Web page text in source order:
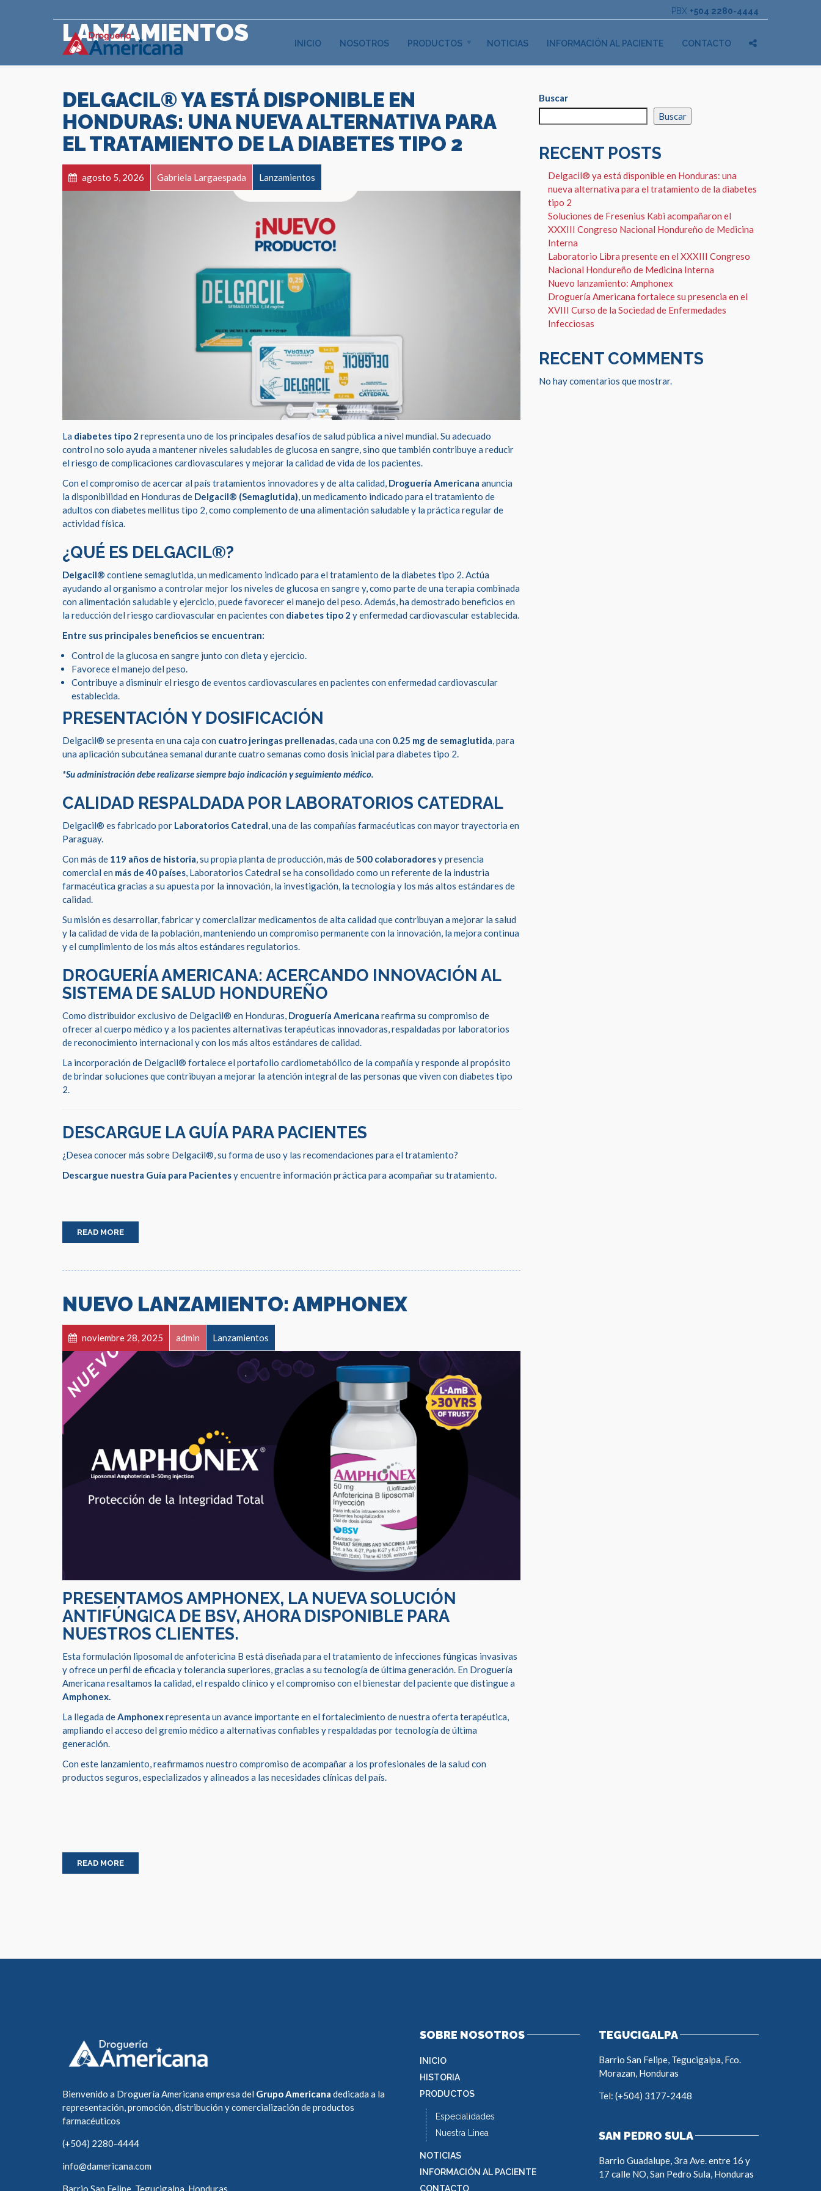
PBX +504 2280-4444
INICIO NOSOTROS PRODUCTOS NOTICIAS INFORMACIÓN AL PACIENTE CONTACTO
LANZAMIENTOS
DELGACIL® YA ESTÁ DISPONIBLE EN
HONDURAS: UNA NUEVA ALTERNATIVA PARA
EL TRATAMIENTO DE LA DIABETES TIPO 2
agosto 5, 2026 Gabriela Largaespada Lanzamientos
La diabetes tipo 2 representa uno de los principales desafíos de salud pública a nivel mundial. Su adecuado
control no solo ayuda a mantener niveles saludables de glucosa en sangre, sino que también contribuye a reducir
el riesgo de complicaciones cardiovasculares y mejorar la calidad de vida de los pacientes.
Con el compromiso de acercar al país tratamientos innovadores y de alta calidad, Droguería Americana anuncia
la disponibilidad en Honduras de Delgacil® (Semaglutida), un medicamento indicado para el tratamiento de
adultos con diabetes mellitus tipo 2, como complemento de una alimentación saludable y la práctica regular de
actividad física.
¿QUÉ ES DELGACIL®?
Delgacil® contiene semaglutida, un medicamento indicado para el tratamiento de la diabetes tipo 2. Actúa
ayudando al organismo a controlar mejor los niveles de glucosa en sangre y, como parte de una terapia combinada
con alimentación saludable y ejercicio, puede favorecer el manejo del peso. Además, ha demostrado beneficios en
la reducción del riesgo cardiovascular en pacientes con diabetes tipo 2 y enfermedad cardiovascular establecida.
Entre sus principales beneficios se encuentran:
Control de la glucosa en sangre junto con dieta y ejercicio.
Favorece el manejo del peso.
Contribuye a disminuir el riesgo de eventos cardiovasculares en pacientes con enfermedad cardiovascular
establecida.
PRESENTACIÓN Y DOSIFICACIÓN
Delgacil® se presenta en una caja con cuatro jeringas prellenadas, cada una con 0.25 mg de semaglutida, para
una aplicación subcutánea semanal durante cuatro semanas como dosis inicial para diabetes tipo 2.
*Su administración debe realizarse siempre bajo indicación y seguimiento médico.
CALIDAD RESPALDADA POR LABORATORIOS CATEDRAL
Delgacil® es fabricado por Laboratorios Catedral, una de las compañías farmacéuticas con mayor trayectoria en
Paraguay.
Con más de 119 años de historia, su propia planta de producción, más de500 colaboradoresy presencia
comercial en más de 40 países, Laboratorios Catedral se ha consolidado como un referente de la industria
farmacéutica gracias a su apuesta por la innovación, la investigación, la tecnología y los más altos estándares de
calidad.
Su misión es desarrollar, fabricar y comercializar medicamentos de alta calidad que contribuyan a mejorar la salud
y la calidad de vida de la población, manteniendo un compromiso permanente con la innovación, la mejora continua
y el cumplimiento de los más altos estándares regulatorios.
DROGUERÍA AMERICANA: ACERCANDO INNOVACIÓN AL
SISTEMA DE SALUD HONDUREÑO
Como distribuidor exclusivo de Delgacil® en Honduras, Droguería Americana reafirma su compromiso de
ofrecer al cuerpo médico y a los pacientes alternativas terapéuticas innovadoras, respaldadas por laboratorios
de reconocimiento internacional y con los más altos estándares de calidad.
La incorporación de Delgacil® fortalece el portafolio cardiometabólico de la compañía y responde al propósito
de brindar soluciones que contribuyan a mejorar la atención integral de las personas que viven con diabetes tipo
2.
DESCARGUE LA GUÍA PARA PACIENTES
¿Desea conocer más sobre Delgacil®, su forma de uso y las recomendaciones para el tratamiento?
Descargue nuestra Guía para Pacientesy encuentre información práctica para acompañar su tratamiento.
READ MORE
NUEVO LANZAMIENTO: AMPHONEX
noviembre 28, 2025 admin Lanzamientos
PRESENTAMOSAMPHONEX, LA NUEVA SOLUCIÓN
ANTIFÚNGICA DE BSV, AHORA DISPONIBLE PARA
NUESTROS CLIENTES.
Esta formulación liposomal de anfotericina B está diseñada para el tratamiento de infecciones fúngicas invasivas
y ofrece un perfil de eficacia y tolerancia superiores, gracias a su tecnología de última generación. En Droguería
Americana resaltamos la calidad, el respaldo clínico y el compromiso con el bienestar del paciente que distingue a
Amphonex.
La llegada deAmphonexrepresenta un avance importante en el fortalecimiento de nuestra oferta terapéutica,
ampliando el acceso del gremio médico a alternativas confiables y respaldadas por tecnología de última
generación.
Con este lanzamiento, reafirmamos nuestro compromiso de acompañar a los profesionales de la salud con
productos seguros, especializados y alineados a las necesidades clínicas del país.
READ MORE
Buscar
Buscar
RECENT POSTS
Delgacil® ya está disponible en Honduras: una
nueva alternativa para el tratamiento de la diabetes
tipo 2
Soluciones de Fresenius Kabi acompañaron el
XXXIII Congreso Nacional Hondureño de Medicina
Interna
Laboratorio Libra presente en el XXXIII Congreso
Nacional Hondureño de Medicina Interna
Nuevo lanzamiento: Amphonex
Droguería Americana fortalece su presencia en el
XVIII Curso de la Sociedad de Enfermedades
Infecciosas
RECENT COMMENTS
No hay comentarios que mostrar.
Bienvenido a Droguería Americana empresa del Grupo Americana dedicada a la
representación, promoción, distribución y comercialización de productos
farmacéuticos
(+504) 2280-4444
info@damericana.com
Barrio San Felipe, Tegucigalpa, Honduras.
SOBRE NOSOTROS
INICIO
HISTORIA
PRODUCTOS
Especialidades
Nuestra Linea
NOTICIAS
INFORMACIÓN AL PACIENTE
CONTACTO
TEGUCIGALPA
Barrio San Felipe, Tegucigalpa, Fco.
Morazan, Honduras
Tel: (+504) 3177-2448
SAN PEDRO SULA
Barrio Guadalupe, 3ra Ave. entre 16 y
17 calle NO, San Pedro Sula, Honduras